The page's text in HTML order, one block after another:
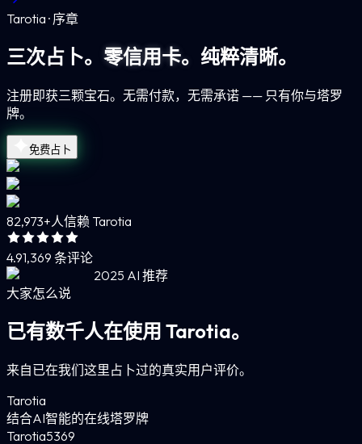
Tarotia · 序章
三次占卜。 零信用卡。 纯粹清晰。
注册即获三颗宝石。无需付款，无需承诺 —— 只有你与塔罗
牌。
免费占卜
82,973+人信赖 Tarotia
4.91,369 条评论
2025 AI 推荐
大家怎么说
已有数千人在使用 Tarotia。
来自已在我们这里占卜过的真实用户评价。
Tarotia
结合AI智能的在线塔罗牌
Tarotia5369